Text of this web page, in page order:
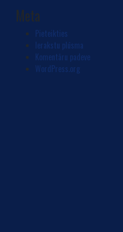
Meta
Pieteikties
Ierakstu plūsma
Komentāru padeve
WordPress.org